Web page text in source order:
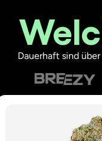
Dauerhaft sind